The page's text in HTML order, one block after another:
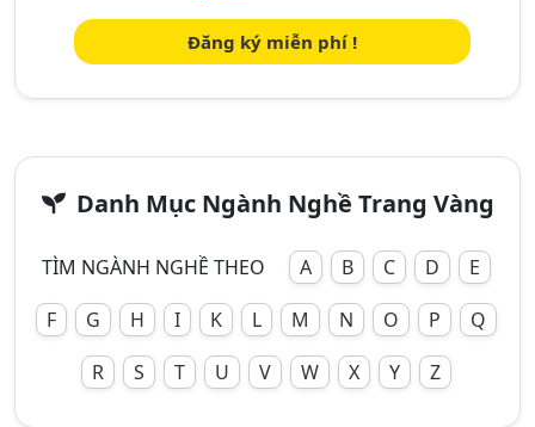
Đăng ký miễn phí !
Danh Mục Ngành Nghề Trang Vàng
TÌM NGÀNH NGHỀ THEO A B C D
E
F
G H I K L M N O P
Q
R
S T U V W X Y Z